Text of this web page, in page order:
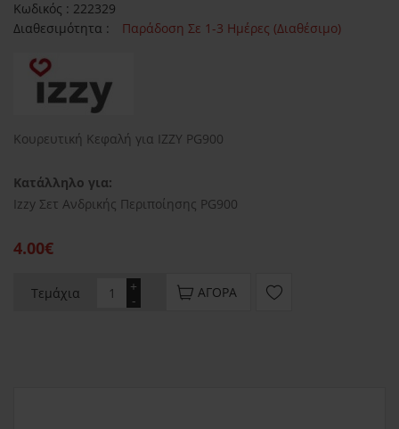
Κωδικός : 222329
Διαθεσιμότητα :
Παράδοση Σε 1-3 Ημέρες (Διαθέσιμο)
Κουρευτική Κεφαλή για IZZY PG900
Κατάλληλο για:
Izzy Σετ Ανδρικής Περιποίησης PG900
4.00€
Τεμάχια -
+ ΑΓΟΡΆ